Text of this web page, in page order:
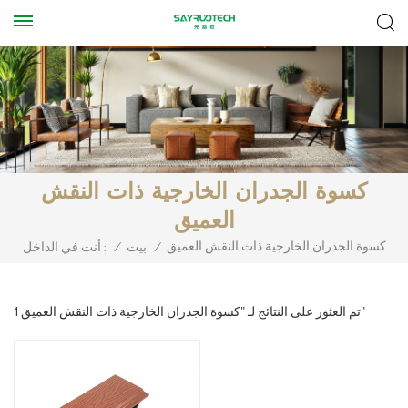
كسوة الجدران الخارجية ذات النقش
العميق
أنت في الداخل : / بيت / كسوة الجدران الخارجية ذات النقش العميق
1 تم العثور على النتائج لـ "كسوة الجدران الخارجية ذات النقش العميق"